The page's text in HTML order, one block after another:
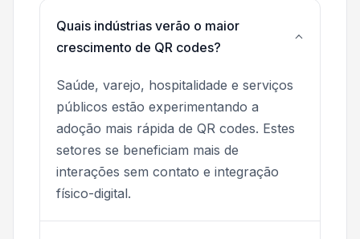
Quais indústrias verão o maior
crescimento de QR codes?
Saúde, varejo, hospitalidade e serviços
públicos estão experimentando a
adoção mais rápida de QR codes. Estes
setores se beneficiam mais de
interações sem contato e integração
físico-digital.